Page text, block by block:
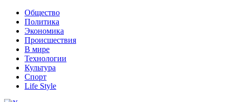
Общество
Политика
Экономика
Происшествия
В мире
Технологии
Культура
Спорт
Life Style